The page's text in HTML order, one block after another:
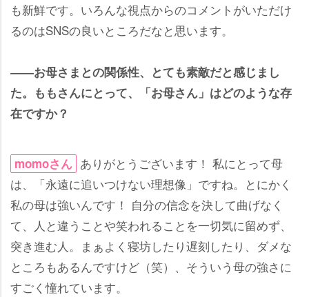
も新鮮です。いろんな視点からのコメントがいただけ
るのはSNSの良いところだなと思います。
――お母さまとの関係性、とても素敵だと感じまし
た。ももさんにとって、「お母さん」はどのような存
在ですか？
momoさん ありがとうございます！ 私にとって母
は、「永遠に追いつけない理想像」ですね。とにかく
私の母は強いんです！ 自分の信念を決して曲げなく
て、人と違うことや笑われることを一切気に留めず、
突き進む人。まぁよく寝坊したり遅刻したり、ダメな
ところもあるんですけど（笑）、そういう母の強さに
すごく憧れています。